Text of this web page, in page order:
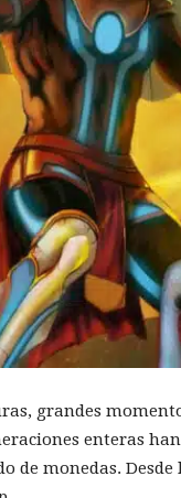
grandes
enteras
de monedas.